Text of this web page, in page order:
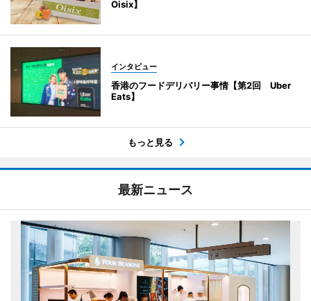
Oisix】
インタビュー
香港のフードデリバリー事情【第2回 Uber
Eats】
もっと見る
最新ニュース